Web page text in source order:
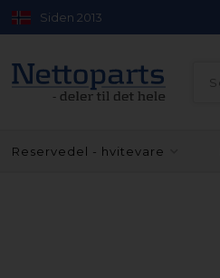
Siden 2013
Reservedel - hvitevare